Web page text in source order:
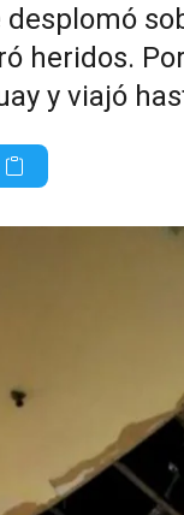
heridos.
y viajó